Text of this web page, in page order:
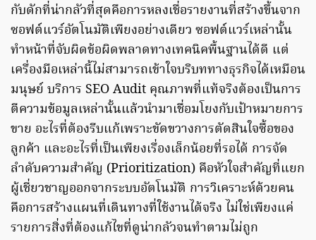
กับดักที่น่ากลัวที่สุดคือการหลงเชื่อรายงานที่สร้างขึ้นจาก
ซอฟต์แวร์อัตโนมัติเพียงอย่างเดียว ซอฟต์แวร์เหล่านั้น
ทำหน้าที่จับผิดข้อผิดพลาดทางเทคนิคพื้นฐานได้ดี แต่
เครื่องมือเหล่านี้ไม่สามารถเข้าใจบริบททางธุรกิจได้เหมือน
มนุษย์ บริการ SEO Audit คุณภาพที่แท้จริงต้องเป็นการ
ตีความข้อมูลเหล่านั้นแล้วนำมาเชื่อมโยงกับเป้าหมายการ
ขาย อะไรที่ต้องรีบแก้เพราะขัดขวางการตัดสินใจซื้อของ
ลูกค้า และอะไรที่เป็นเพียงเรื่องเล็กน้อยที่รอได้ การจัด
ลำดับความสำคัญ (Prioritization) คือหัวใจสำคัญที่แยก
ผู้เชี่ยวชาญออกจากระบบอัตโนมัติ การวิเคราะห์ด้วยคน
คือการสร้างแผนที่เดินทางที่ใช้งานได้จริง ไม่ใช่เพียงแค่
รายการสิ่งที่ต้องแก้ไขที่ดูน่ากลัวจนทำตามไม่ถูก